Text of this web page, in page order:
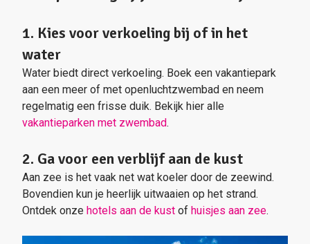
1. Kies voor verkoeling bij of in het
water
Water biedt direct verkoeling. Boek een vakantiepark
aan een meer of met openluchtzwembad en neem
regelmatig een frisse duik. Bekijk hier alle
vakantieparken met zwembad.
2. Ga voor een verblijf aan de kust
Aan zee is het vaak net wat koeler door de zeewind.
Bovendien kun je heerlijk uitwaaien op het strand.
Ontdek onze hotels aan de kust of huisjes aan zee.